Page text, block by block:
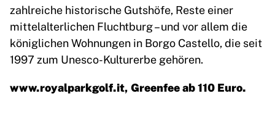
zahlreiche historische Gutshöfe, Reste einer
mittelalterlichen Fluchtburg – und vor allem die
königlichen Wohnungen in Borgo Castello, die seit
1997 zum Unesco-Kulturerbe gehören.
www.royalparkgolf.it, Greenfee ab 110 Euro.